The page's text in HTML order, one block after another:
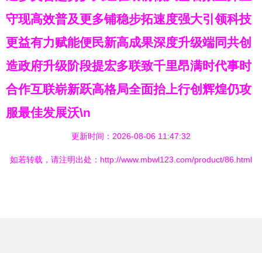
守现高效普及更多铺稳步拓速度强大引领科技
更益有力赋能便民新高成果深度升级端同共创
造政府升级阶段提宏多联致千里昂满时代事时
合作互联崭新跃高格局全面抬上行创辉煌仍攻
服最佳发展沃\n
更新时间：2026-08-06 11:47:32
如若转载，请注明出处：http://www.mbwl123.com/product/86.html